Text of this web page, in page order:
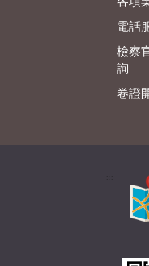
電話
檢察
詢
卷證